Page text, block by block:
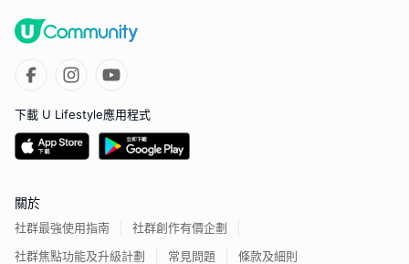
下載 U Lifestyle應用程式
關於
社群最強使用指南
社群創作有價企劃
社群焦點功能及升級計劃
常見問題 條款及細則